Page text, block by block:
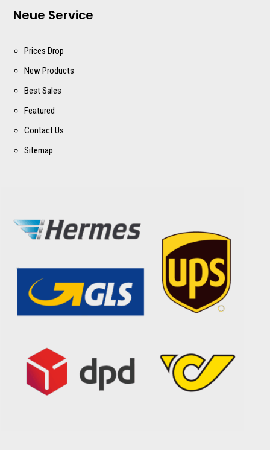
Neue Service
Prices Drop
New Products
Best Sales
Featured
Contact Us
Sitemap